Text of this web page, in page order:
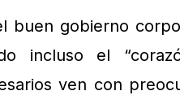
buen gobierno
incluso el
ven con